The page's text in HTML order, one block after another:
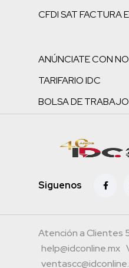
CFDI SAT FACTURA
ANÚNCIATE CON
TARIFARIO IDC
BOLSA DE TRABAJO
Siguenos
Atención a Clientes
help@idconline.mx